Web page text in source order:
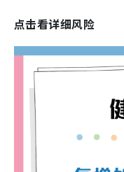
点击看详细风险